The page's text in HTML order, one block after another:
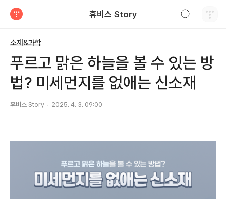
휴비스 Story
소재&과학
푸르고 맑은 하늘을 볼 수 있는 방
법? 미세먼지를 없애는 신소재
휴비스 Story 2025. 4. 3. 09:00